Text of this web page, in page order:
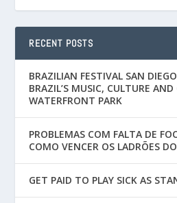
RECENT POSTS
BRAZILIAN FESTIVAL SAN
BRAZIL’S MUSIC, CULTURE
WATERFRONT PARK
PROBLEMAS COM FALTA DE
COMO VENCER OS LADRÕES
GET PAID TO PLAY SICK AS